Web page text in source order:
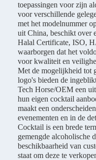
toepassingen voor zijn
voor verschillende
met het modelnummer
uit China, beschikt over
Halal Certificate, ISO,
waarborgen dat het
voor kwaliteit en
Met de mogelijkheid tot
logo's bieden de
Tech Horse/OEM een
hun eigen cocktail
maakt een
evenementen en in de
Cocktail is een brede
gemengde alcoholische
beschikbaarheid van
staat om deze te